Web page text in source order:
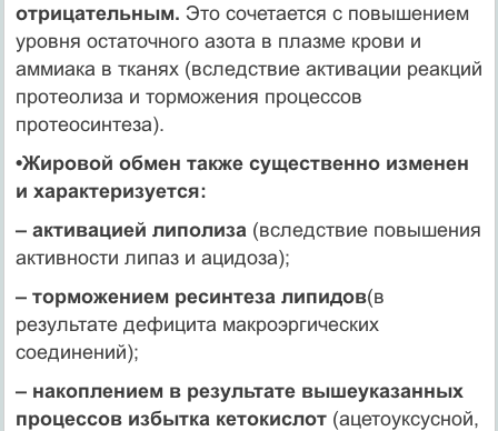
отрицательным. Это сочетается с повышением
уровня остаточного азота в плазме крови и
аммиака в тканях (вследствие активации реакций
протеолиза и торможения процессов
протеосинтеза).
•Жировой обмен также существенно изменен
и характеризуется:
– активацией липолиза (вследствие повышения
активности липаз и ацидоза);
– торможением ресинтеза липидов(в
результате дефицита макроэргических
соединений);
– накоплением в результате вышеуказанных
процессов избытка кетокислот(ацетоуксусной,